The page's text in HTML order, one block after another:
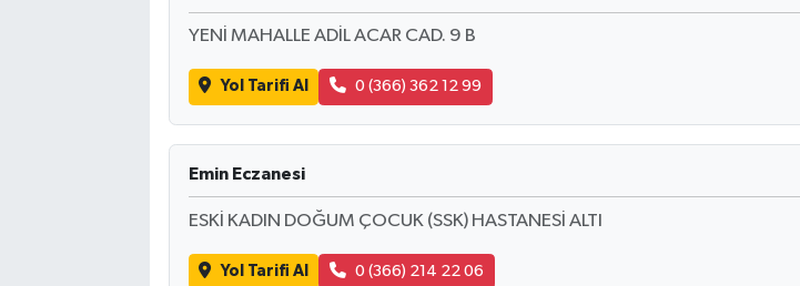
YENİ MAHALLE ADİL ACAR CAD. 9 B
Yol Tarifi Al 0 (366) 362 12 99
Emin Eczanesi
ESKİ KADIN DOĞUM ÇOCUK (SSK) HASTANESİ ALTI
Yol Tarifi Al 0 (366) 214 22 06